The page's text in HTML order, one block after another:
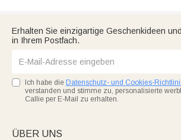
Erhalten Sie einzigartige Geschenkideen
in Ihrem Postfach.
Ich habe die Datenschutz- und Cookies-
verstanden und stimme zu, personalisierte
Callie per E-Mail zu erhalten.
ÜBER UNS